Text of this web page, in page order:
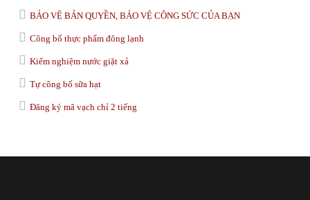
BẢO VỆ BẢN QUYỀN, BẢO VỆ CÔNG SỨC CỦA BẠN
Công bố thực phẩm đông lạnh
Kiểm nghiệm nước giặt xả
Tự công bố sữa hạt
Đăng ký mã vạch chỉ 2 tiếng